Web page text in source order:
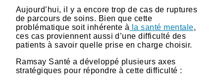
Aujourd’hui, il y a encore trop de cas de ruptures
de parcours de soins. Bien que cette
problématique soit inhérente à la santé mentale,
ces cas proviennent aussi d’une difficulté des
patients à savoir quelle prise en charge choisir.
Ramsay Santé a développé plusieurs axes
stratégiques pour répondre à cette difficulté :